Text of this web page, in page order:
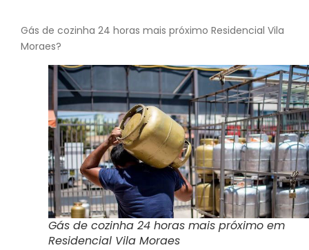
Gás de cozinha 24 horas mais próximo Residencial Vila
Moraes?
Gás de cozinha 24 horas mais próximo em
Residencial Vila Moraes